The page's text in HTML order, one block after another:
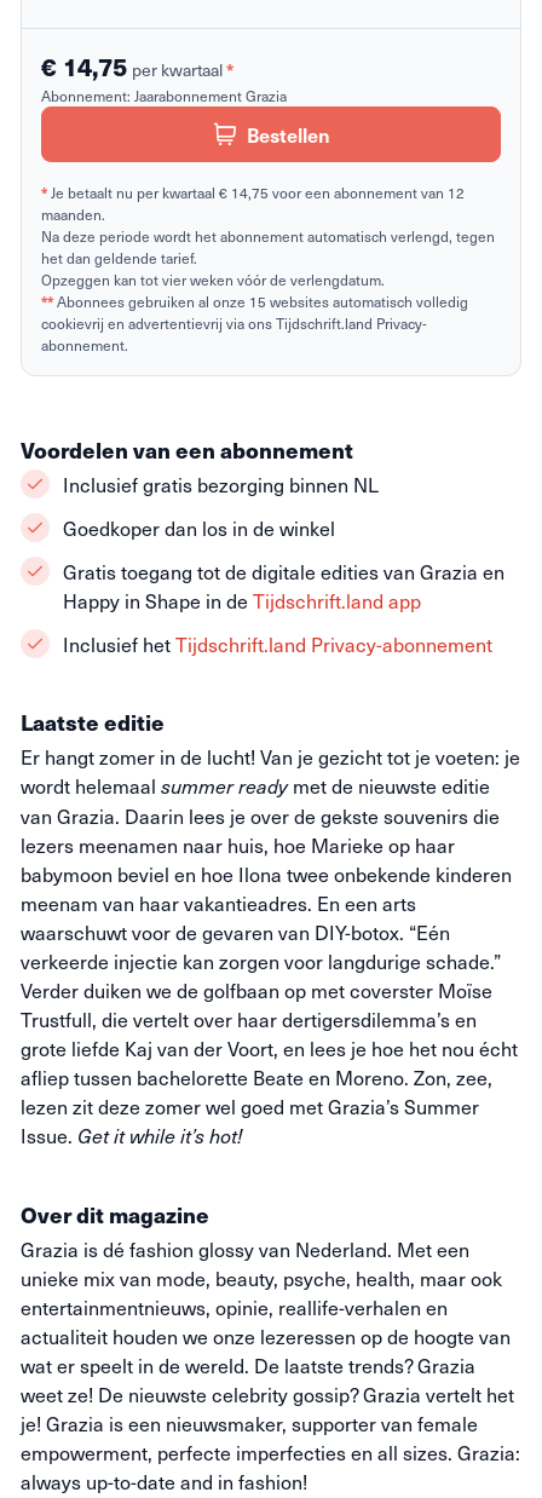
€ 14,75 per kwartaal*
Abonnement: Jaarabonnement Grazia
Bestellen
*Je betaalt nu per kwartaal € 14,75 voor een abonnement van 12
maanden.
Na deze periode wordt het abonnement automatisch verlengd, tegen
het dan geldende tarief.
Opzeggen kan tot vier weken vóór de verlengdatum.
**Abonnees gebruiken al onze 15 websites automatisch volledig
cookievrij en advertentievrij via ons Tijdschrift.land Privacy-
abonnement.
Laatste editie
Er hangt zomer in de lucht! Van je gezicht tot je voeten: je
wordt helemaal summer readymet de nieuwste editie
van Grazia. Daarin lees je over de gekste souvenirs die
lezers meenamen naar huis, hoe Marieke op haar
babymoon beviel en hoe Ilona twee onbekende kinderen
meenam van haar vakantieadres. En een arts
waarschuwt voor de gevaren van DIY-botox. “Eén
verkeerde injectie kan zorgen voor langdurige schade.”
Verder duiken we de golfbaan op met coverster Moïse
Trustfull, die vertelt over haar dertigersdilemma’s en
grote liefde Kaj van der Voort, en lees je hoe het nou écht
afliep tussen bachelorette Beate en Moreno. Zon, zee,
lezen zit deze zomer wel goed met Grazia’s Summer
Issue. Get it while it’s hot!
Over dit magazine
Grazia is dé fashion glossy van Nederland. Met een
unieke mix van mode, beauty, psyche, health, maar ook
entertainmentnieuws, opinie, reallife-verhalen en
actualiteit houden we onze lezeressen op de hoogte van
wat er speelt in de wereld. De laatste trends?Grazia
weet ze! De nieuwste celebritygossip?Grazia vertelt het
je! Grazia is een nieuwsmaker, supporter van female
empowerment, perfecte imperfecties en all sizes. Grazia:
always up-to-date and in fashion!‍
Voordelen van een abonnement
Inclusief gratis bezorging binnen NL
Goedkoper dan los in de winkel
Gratis toegang tot de digitale edities van Grazia en
Happy in Shape in de Tijdschrift.land app
Inclusief hetTijdschrift.land Privacy-abonnement